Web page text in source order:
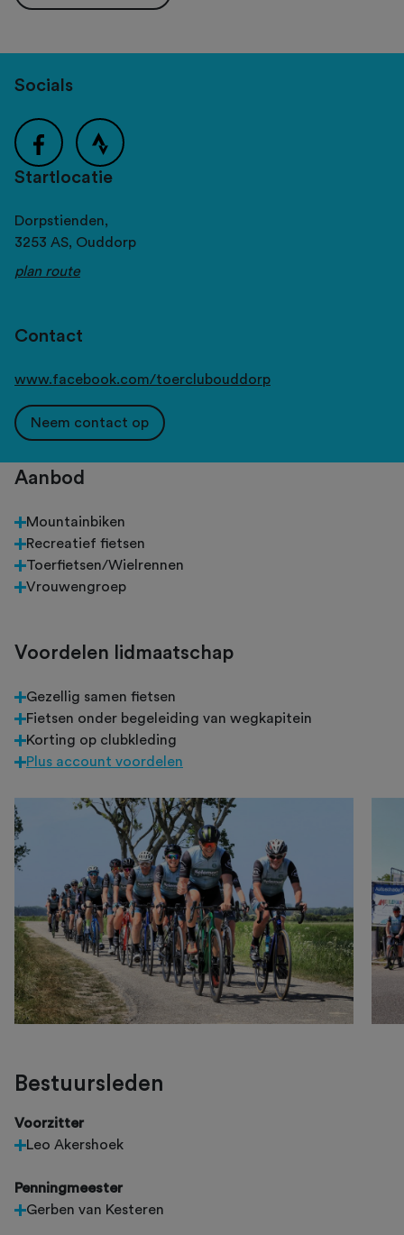
Socials
Startlocatie
Dorpstienden,
3253 AS, Ouddorp
plan route
Contact
www.facebook.com/toerclubouddorp
Neem contact op
Aanbod
Mountainbiken
Recreatief fietsen
Toerfietsen/Wielrennen
Vrouwengroep
Voordelen lidmaatschap
Gezellig samen fietsen
Fietsen onder begeleiding van wegkapitein
Korting op clubkleding
Plus account voordelen
Bestuursleden
Voorzitter
Leo Akershoek
Penningmeester
Gerben van Kesteren